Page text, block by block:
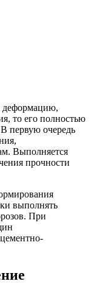
деформацию,
то его полностью
первую очередь
Выполняется
прочности
выполнять
При